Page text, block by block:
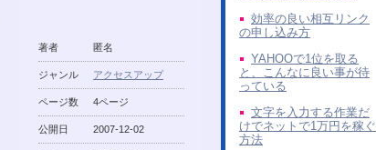
著者 匿名
ジャンル アクセスアップ
ページ数 4ページ
公開日 2007-12-02
効率の良い相互リンク
の申し込み方
YAHOOで1位を取る
と、こんなに良い事が待
っている
文字を入力する作業だ
けでネットで1万円を稼ぐ
方法